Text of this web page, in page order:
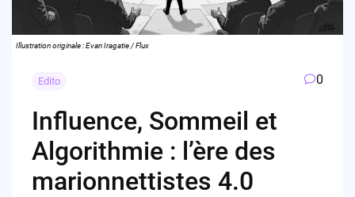
Illustration originale : Evan Iragatie / Flux
Edito 0
Influence, Sommeil et
Algorithmie : l’ère des
marionnettistes 4.0